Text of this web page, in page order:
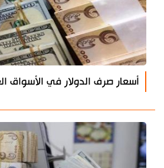
أسعار صرف الدولار في الأسواق